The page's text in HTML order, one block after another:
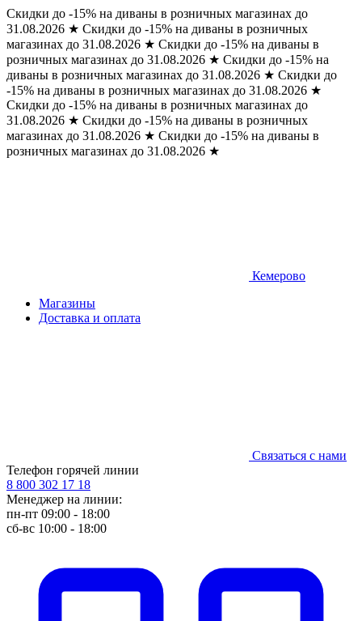
Скидки до -15% на диваны в розничных магазинах до
31.08.2026 ★ Скидки до -15% на диваны в розничных
магазинах до 31.08.2026 ★ Скидки до -15% на диваны в
розничных магазинах до 31.08.2026 ★ Скидки до -15% на
диваны в розничных магазинах до 31.08.2026 ★ Скидки до
-15% на диваны в розничных магазинах до 31.08.2026 ★
Скидки до -15% на диваны в розничных магазинах до
31.08.2026 ★ Скидки до -15% на диваны в розничных
магазинах до 31.08.2026 ★ Скидки до -15% на диваны в
розничных магазинах до 31.08.2026 ★
Кемерово
Магазины
Доставка и оплата
Связаться с нами
Телефон горячей линии
8 800 302 17 18
Менеджер на линии:
пн-пт 09:00 - 18:00
сб-вс 10:00 - 18:00